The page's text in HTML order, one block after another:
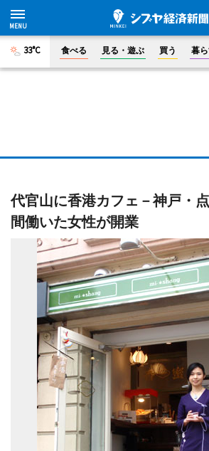
33°C 食べる 見る・遊ぶ 買う 暮
代官山に香港カフェ－神戸・
間働いた女性が開業